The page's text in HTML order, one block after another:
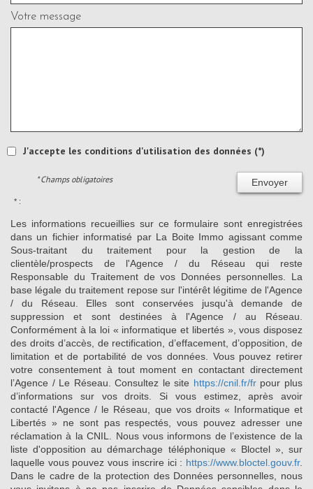
Votre message
J'accepte les conditions d'utilisation des données (*)
Envoyer
* Champs obligatoires
* :
Les informations recueillies sur ce formulaire sont enregistrées
dans un fichier informatisé par La Boite Immo agissant comme
Sous-traitant du traitement pour la gestion de la
clientèle/prospects de l'Agence / du Réseau qui reste
Responsable du Traitement de vos Données personnelles. La
base légale du traitement repose sur l'intérêt légitime de l'Agence
/ du Réseau. Elles sont conservées jusqu'à demande de
suppression et sont destinées à l'Agence / au Réseau.
Conformément à la loi « informatique et libertés », vous disposez
des droits d’accès, de rectification, d’effacement, d’opposition, de
limitation et de portabilité de vos données. Vous pouvez retirer
votre consentement à tout moment en contactant directement
l’Agence / Le Réseau. Consultez le site https://cnil.fr/frpour plus
d’informations sur vos droits. Si vous estimez, après avoir
contacté l'Agence / le Réseau, que vos droits « Informatique et
Libertés » ne sont pas respectés, vous pouvez adresser une
réclamation à la CNIL. Nous vous informons de l’existence de la
liste d'opposition au démarchage téléphonique « Bloctel », sur
laquelle vous pouvez vous inscrire ici : https://www.bloctel.gouv.fr.
Dans le cadre de la protection des Données personnelles, nous